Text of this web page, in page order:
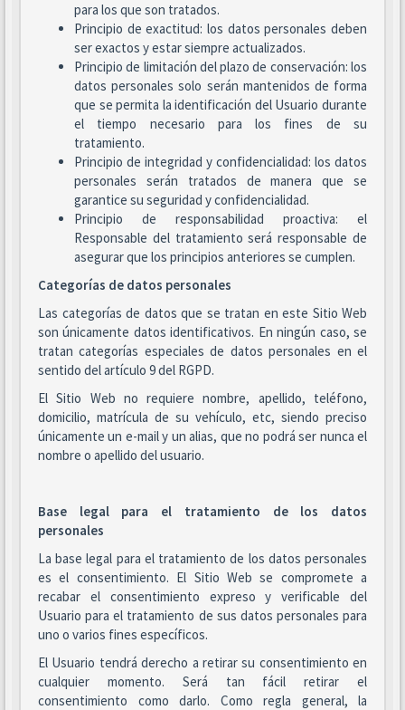
para los que son tratados.
Principio de exactitud: los datos personales deben
ser exactos y estar siempre actualizados.
Principio de limitación del plazo de conservación: los
datos personales solo serán mantenidos de forma
que se permita la identificación del Usuario durante
el tiempo necesario para los fines de su
tratamiento.
Principio de integridad y confidencialidad: los datos
personales serán tratados de manera que se
garantice su seguridad y confidencialidad.
Principio de responsabilidad proactiva: el
Responsable del tratamiento será responsable de
asegurar que los principios anteriores se cumplen.
Categorías de datos personales
Las categorías de datos que se tratan en este Sitio Web
son únicamente datos identificativos. En ningún caso, se
tratan categorías especiales de datos personales en el
sentido del artículo 9 del RGPD.
El Sitio Web no requiere nombre, apellido, teléfono,
domicilio, matrícula de su vehículo, etc, siendo preciso
únicamente un e-mail y un alias, que no podrá ser nunca el
nombre o apellido del usuario.
Base legal para el tratamiento de los datos
personales
La base legal para el tratamiento de los datos personales
es el consentimiento. El Sitio Web se compromete a
recabar el consentimiento expreso y verificable del
Usuario para el tratamiento de sus datos personales para
uno o varios fines específicos.
El Usuario tendrá derecho a retirar su consentimiento en
cualquier momento. Será tan fácil retirar el
consentimiento como darlo. Como regla general, la